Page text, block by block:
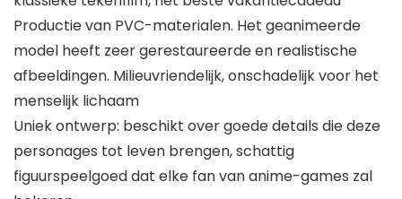
Productie van PVC-materialen. Het geanimeerde
model heeft zeer gerestaureerde en realistische
afbeeldingen. Milieuvriendelijk, onschadelijk voor het
menselijk lichaam
Uniek ontwerp: beschikt over goede details die deze
personages tot leven brengen, schattig
figuurspeelgoed dat elke fan van anime-games zal